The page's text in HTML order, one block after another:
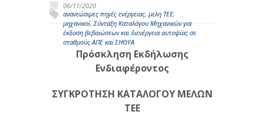
06/11/2020
ανανεώσιμες πηγές ενέργειας, μελη ΤΕΕ,
μηχανικοί, Σύνταξη Καταλόγου Μηχανικών για
έκδοση βεβαιώσεων και διενέργεια αυτοψίας σε
σταθμούς ΑΠΕ και ΣΗΘΥΑ
Πρόσκληση Εκδήλωσης
Ενδιαφέροντος
ΣΥΓΚΡΟΤΗΣΗ ΚΑΤΑΛΟΓΟΥ ΜΕΛΩΝ
ΤΕΕ